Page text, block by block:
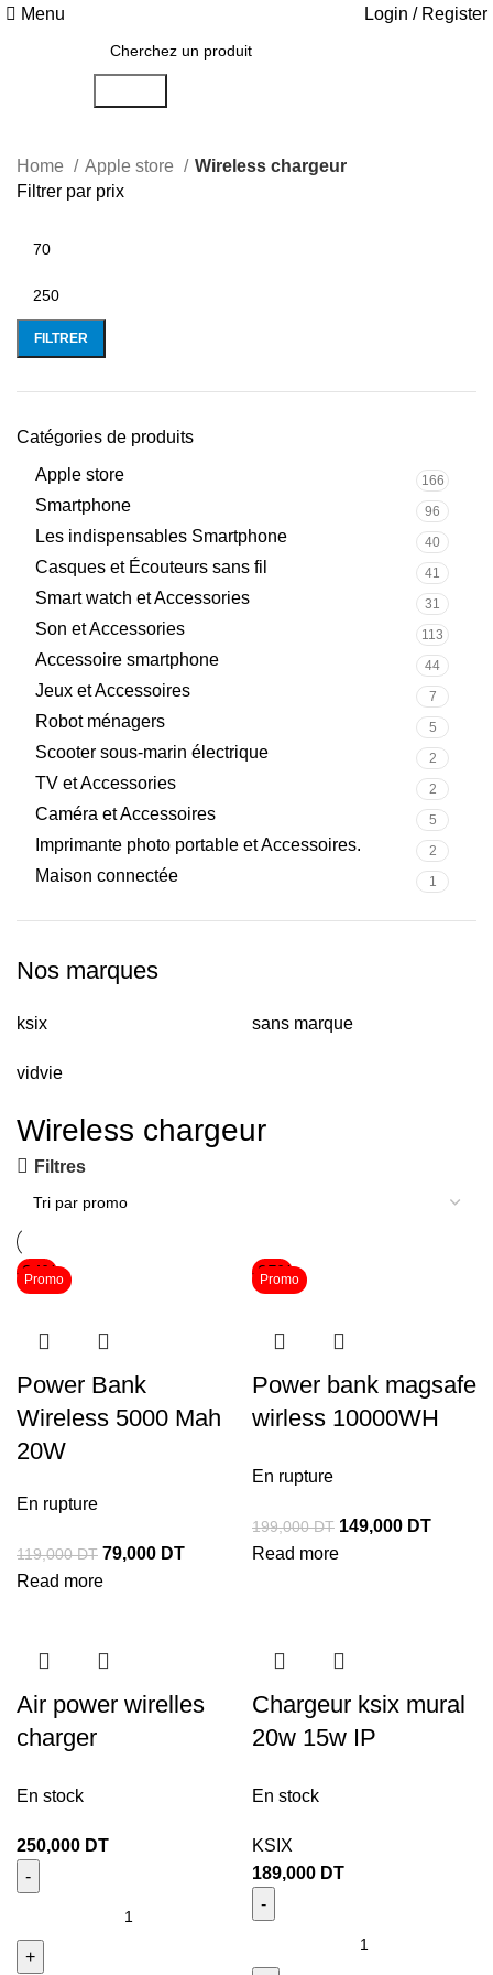
Menu Login / Register
Home Apple store
Wireless chargeur
Filtrer par prix
FILTRER
Catégories de produits
Apple store
166
Smartphone 96
Les indispensables Smartphone 40
Casques et Écouteurs sans fil 41
Smart watch et Accessories 31
Son et Accessories 113
Accessoire smartphone 44
Jeux et Accessoires 7
Robot ménagers 5
Scooter sous-marin électrique 2
TV et Accessories 2
Caméra et Accessoires 5
Imprimante photo portable et Accessoires. 2
Maison connectée 1
Nos marques
ksix sans marque
vidvie
Wireless chargeur
Filtres
-34%
Promo
Power Bank
Wireless 5000 Mah
20W
En rupture
119,000DT 79,000 DT
Read more
-25%
Promo
Power bank magsafe
wirless 10000WH
En rupture
199,000DT 149,000 DT
Read more
Air power wirelles
charger
En stock
250,000 DT
Chargeur ksix mural
20w 15w IP
En stock
KSIX
189,000 DT